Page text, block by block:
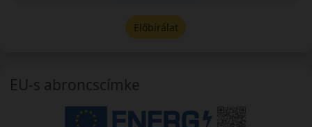
Előbírálat
EU-s abroncscímke